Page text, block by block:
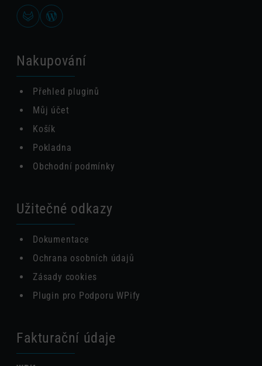
Nakupování
Přehled pluginů
Můj účet
Košík
Pokladna
Obchodní podmínky
Užitečné odkazy
Dokumentace
Ochrana osobních údajů
Zásady cookies
Plugin pro Podporu WPify
Fakturační údaje